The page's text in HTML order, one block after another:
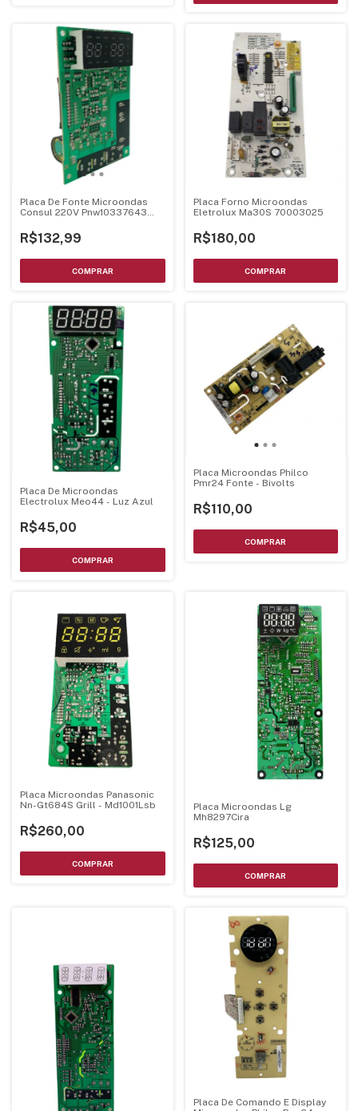
Placa De Fonte Microondas
Consul 220V Pnw10337643
R$132,99
Placa Forno Microondas
Eletrolux Ma30S 70003025
R$180,00
Placa De Microondas
Electrolux Meo44 - Luz Azul
R$45,00
Placa Microondas Philco
Pmr24 Fonte - Bivolts
R$110,00
Placa Microondas Panasonic
Nn-Gt684S Grill - Md1001Lsb
R$260,00
Placa Microondas Lg
Mh8297Cira
R$125,00
Placa De Comando E Display